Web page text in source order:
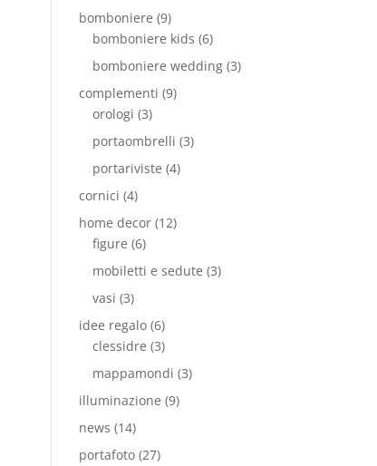
bomboniere (9)
bomboniere kids (6)
bomboniere wedding (3)
complementi (9)
orologi (3)
portaombrelli (3)
portariviste (4)
cornici (4)
home decor (12)
figure (6)
mobiletti e sedute (3)
vasi (3)
idee regalo (6)
clessidre (3)
mappamondi (3)
illuminazione (9)
news (14)
portafoto (27)